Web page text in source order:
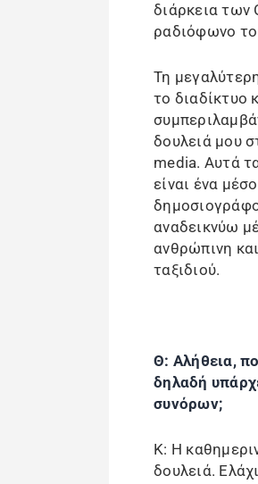
διάρκεια των
ραδιόφωνο
Τη
το διαδίκτυο
δουλειά μου
media. Αυτά
είναι ένα
αναδεικνύω
ανθρώπινη
ταξιδιού.
Θ: Αλήθεια,
δηλαδή
συνόρων;
Κ: Η
δουλειά.